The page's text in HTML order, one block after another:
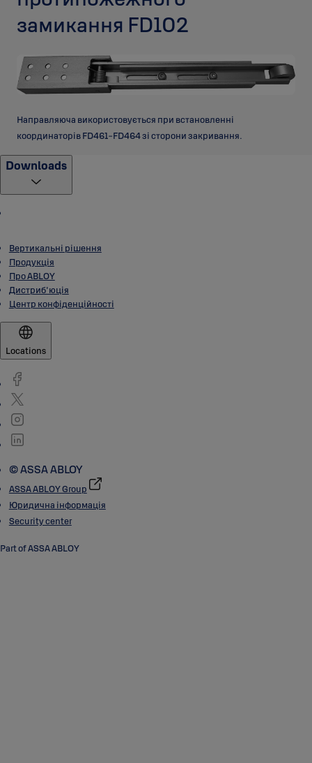
замикання FD102
Направляюча використовується при встановленні
координаторівFD461-FD464 зі сторони закривання.
Downloads
Вертикальні рішення
Продукція
Про ABLOY
Дистриб'юція
Центр конфіденційності
Locations
© ASSA ABLOY
ASSA ABLOY Group
Юридична інформація
Security center
Part of ASSA ABLOY